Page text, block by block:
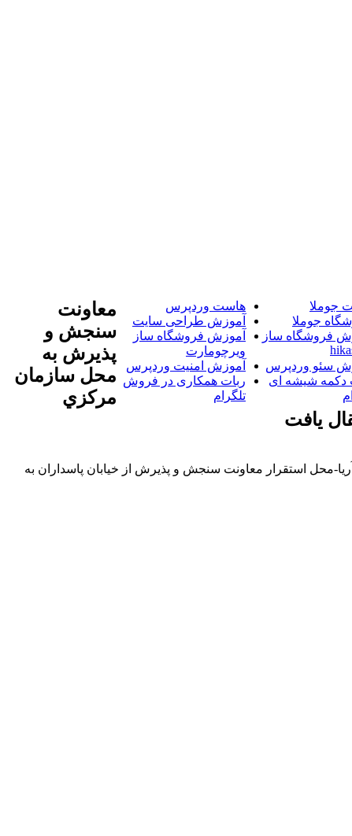
جوملا
هاست وردپرس
جوملا
آموزش طراحی سایت
فروشگاه ساز
آموزش فروشگاه ساز
ویرچومارت
سئو وردپرس
آموزش امنیت وردپرس
دکمه شیشه ای
ربات همکاری در فروش
تلگرام
معاونت
سنجش و
پذيرش به
محل سازمان
مرکزي
يافت
محل استقرار معاونت سنجش و پذیرش از خیابان پاسداران به